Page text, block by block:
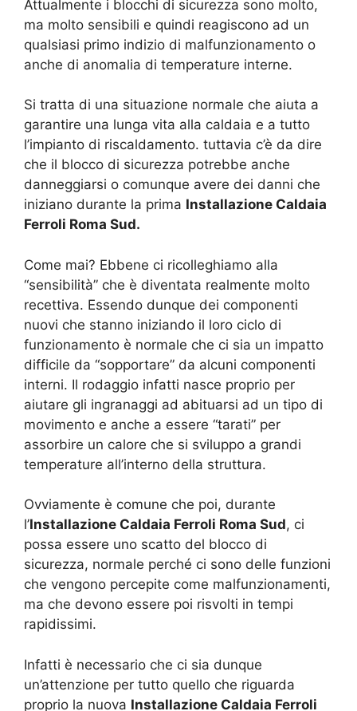
Attualmente i blocchi di sicurezza sono molto,
ma molto sensibili e quindi reagiscono ad un
qualsiasi primo indizio di malfunzionamento o
anche di anomalia di temperature interne.
Si tratta di una situazione normale che aiuta a
garantire una lunga vita alla caldaia e a tutto
l’impianto di riscaldamento. tuttavia c’è da dire
che il blocco di sicurezza potrebbe anche
danneggiarsi o comunque avere dei danni che
iniziano durante la prima Installazione Caldaia
Ferroli Roma Sud.
Come mai? Ebbene ci ricolleghiamo alla
“sensibilità” che è diventata realmente molto
recettiva. Essendo dunque dei componenti
nuovi che stanno iniziando il loro ciclo di
funzionamento è normale che ci sia un impatto
difficile da “sopportare” da alcuni componenti
interni. Il rodaggio infatti nasce proprio per
aiutare gli ingranaggi ad abituarsi ad un tipo di
movimento e anche a essere “tarati” per
assorbire un calore che si sviluppo a grandi
temperature all’interno della struttura.
Ovviamente è comune che poi, durante
l’Installazione Caldaia Ferroli Roma Sud, ci
possa essere uno scatto del blocco di
sicurezza, normale perché ci sono delle funzioni
che vengono percepite come malfunzionamenti,
ma che devono essere poi risvolti in tempi
rapidissimi.
Infatti è necessario che ci sia dunque
un’attenzione per tutto quello che riguarda
proprio la nuova Installazione Caldaia Ferroli